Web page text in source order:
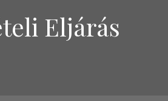
Eljárás